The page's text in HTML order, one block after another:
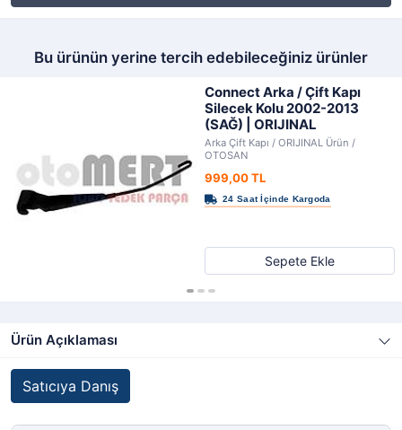
Bu ürünün yerine tercih edebileceğiniz ürünler
Connect Arka / Çift Kapı
Silecek Kolu 2002-2013
(SAĞ) | ORIJINAL
Arka Çift Kapı / ORIJINAL Ürün /
OTOSAN
999,00 TL
Sepete Ekle
Ürün Açıklaması
Satıcıya Danış